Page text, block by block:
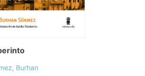
Burhan